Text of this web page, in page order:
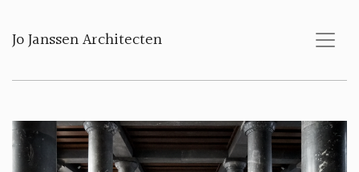
Jo Janssen Architecten